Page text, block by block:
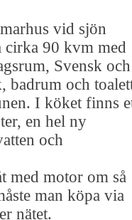
vid sjön
cirka 90 kvm med
Svensk och
badrum och
I köket finns
en hel ny
och
med motor om så
man köpa via
nätet.